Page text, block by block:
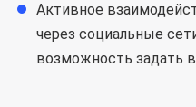
Активное
через социальные
возможность задать